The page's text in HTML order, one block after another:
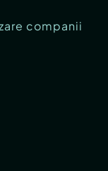
companii